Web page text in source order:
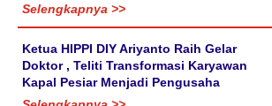
Selengkapnya >>
Ketua HIPPI DIY Ariyanto Raih Gelar
Doktor , Teliti Transformasi Karyawan
Kapal Pesiar Menjadi Pengusaha